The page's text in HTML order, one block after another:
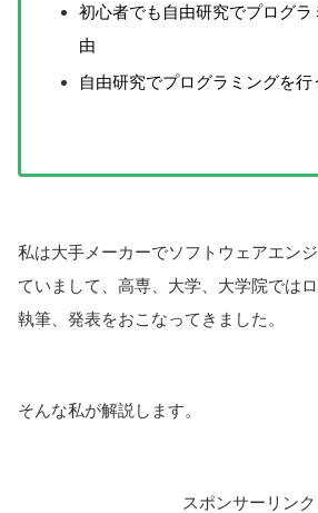
初心者でも自由研究でプログラ
由
自由研究でプログラミングを
私は大手メーカーでソフトウェアエン
ていまして、高専、大学、大学院では
執筆、発表をおこなってきました。
そんな私が解説します。
スポンサーリンク